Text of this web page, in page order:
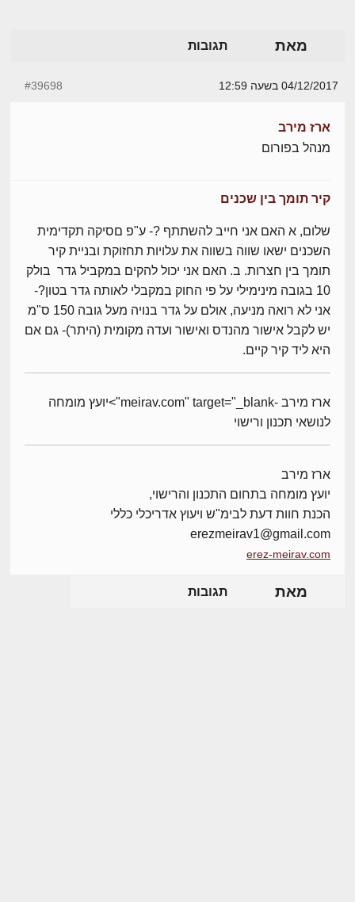
מאת תגובות
04/12/2017 בשעה 12:59 #39698
ארז מירב
מנהל בפורום
קיר תומך בין שכנים
שלום, א האם אני חייב להשתתף ?- ע"פ םסיקה תקדימית
השכנים ישאו שווה בשווה את עלויות תחזוקת ובניית קיר
תומך בין חצרות. ב. האם אני יכול להקים במקביל גדר בולק
10 בגובה מינימילי על פי החוק במקבלי לאותה גדר בטון?-
אני לא רואה מניעה, אולם על גדר בנויה מעל גובה 150 ס"מ
יש לקבל אישור מהנדס ואישור ועדה מקומית (היתר)- גם אם
היא ליד קיר קיים.
ארז מירב -meirav.com" target="_blank">יועץ מומחה
לנושאי תכנון ורישוי
ארז מירב
יועץ מומחה בתחום התכנון והרישוי,
הכנת חוות דעת לבימ"ש ויעוץ אדריכלי כללי
erezmeirav1@gmail.com
erez-meirav.com
מאת תגובות